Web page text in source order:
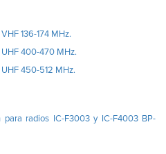
136-174 MHz.
400-470 MHz.
450-512 MHz.
radios IC-F3003 y IC-F4003 BP-